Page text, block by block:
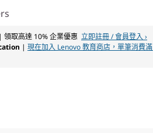
| 領取高達 10% 企業優惠 立即註冊 / 會員登入 ›
| 現在加入 Lenovo 教育商店，單筆消費